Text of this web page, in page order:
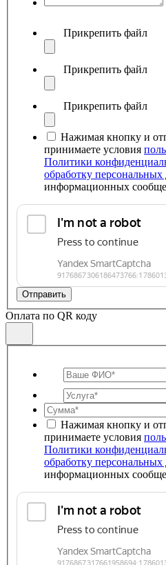
Прикрепить файл
Прикрепить файл
Прикрепить файл
Нажимая кнопку и
принимаете условия
Политики
обработку
информационных
Отправить
Оплата по QR коду
Нажимая кнопку и
принимаете условия
Политики
обработку
информационных